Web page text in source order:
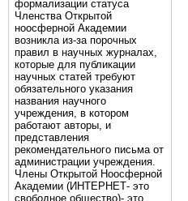
формализации статуса
Членства Открытой
ноосферной Академии
возникла из-за порочных
правил в научных журналах,
которые для публикации
научных статей требуют
обязательного указания
названия научного
учреждения, в котором
работают авторы, и
представления
рекомендательного письма от
администрации учреждения.
Члены Открытой Ноосферной
Академии (ИНТЕРНЕТ- это
свободное общество)- это